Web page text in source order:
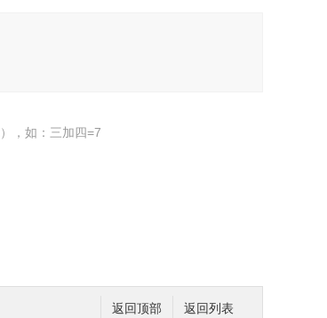
，如：三加四=7
返回列表
返回顶部